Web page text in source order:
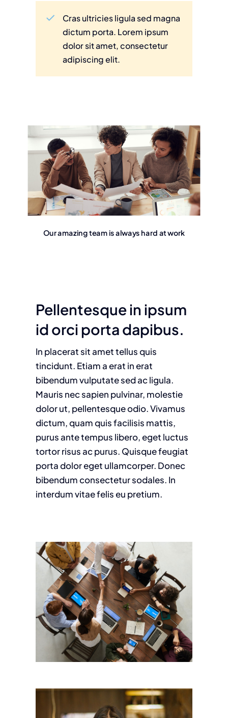
Cras ultricies ligula sed magna
dictum porta. Lorem ipsum
dolor sit amet, consectetur
adipiscing elit.
Our amazing team is always hard at work
Pellentesque in ipsum
id orci porta dapibus.
In placerat sit amet tellus quis
tincidunt. Etiam a erat in erat
bibendum vulputate sed ac ligula.
Mauris nec sapien pulvinar, molestie
dolor ut, pellentesque odio. Vivamus
dictum, quam quis facilisis mattis,
purus ante tempus libero, eget luctus
tortor risus ac purus. Quisque feugiat
porta dolor eget ullamcorper. Donec
bibendum consectetur sodales. In
interdum vitae felis eu pretium.